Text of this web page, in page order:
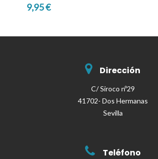
9,95 €
Dirección
C/ Siroco nº29
41702- Dos Hermanas
Sevilla
Teléfono